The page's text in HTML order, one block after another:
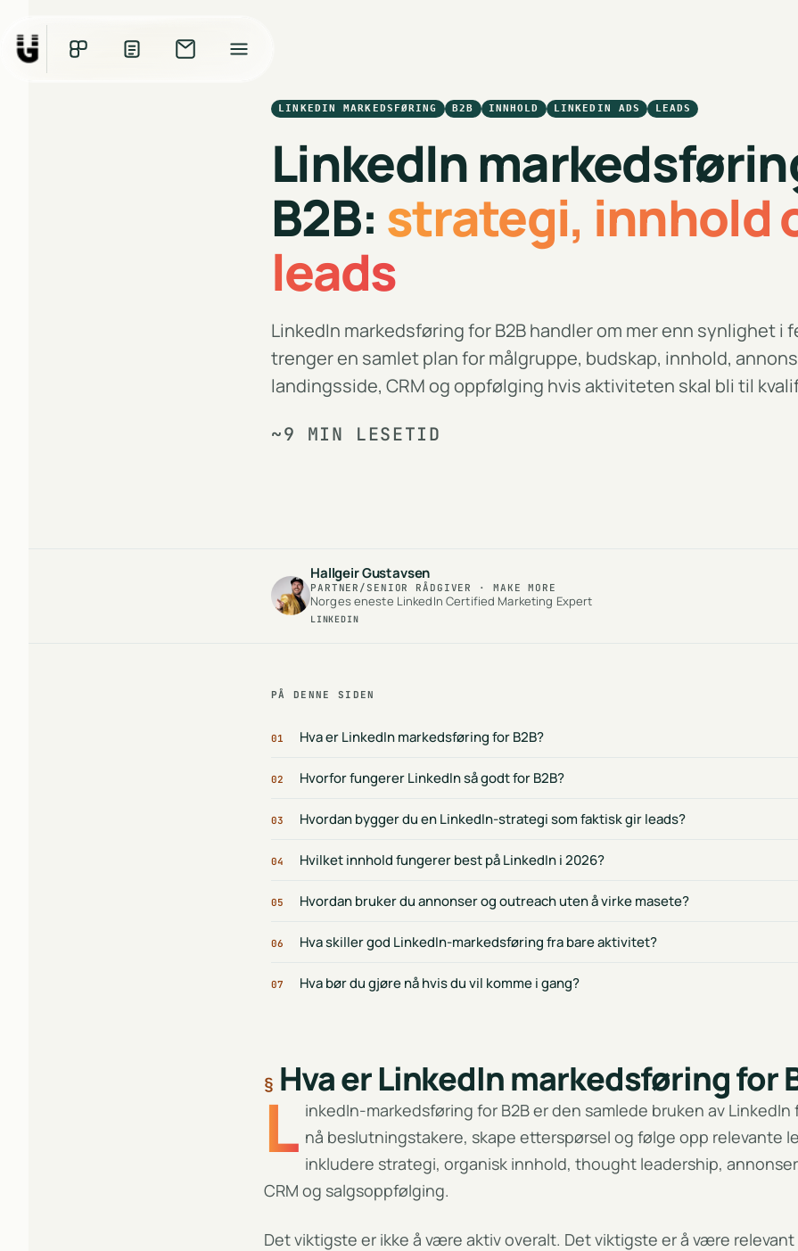
LINKEDIN MARKEDSFØRING B2B INNHOLD LINKEDIN ADS LEADS
LinkedIn
B2B: strategi, innhold
leads
LinkedIn markedsføring for B2B handler om mer enn synlighet i
trenger en samlet plan for målgruppe, budskap, innhold,
landingsside, CRM og oppfølging hvis aktiviteten skal bli til
~9 MIN LESETID
Hallgeir Gustavsen
PARTNER/SENIOR RÅDGIVER · MAKE MORE
Norges eneste LinkedIn Certified Marketing Expert
LINKEDIN
PÅ DENNE SIDEN
01 Hva er LinkedIn markedsføring for B2B?
02 Hvorfor fungerer LinkedIn så godt for B2B?
03 Hvordan bygger du en LinkedIn-strategi som faktisk gir leads?
04 Hvilket innhold fungerer best på LinkedIn i 2026?
05 Hvordan bruker du annonser og outreach uten å virke masete?
06 Hva skiller god LinkedIn-markedsføring fra bare aktivitet?
07 Hva bør du gjøre nå hvis du vil komme i gang?
Hva er LinkedIn markedsføring for
L inkedIn-markedsføring for B2B er den samlede bruken av
nå beslutningstakere, skape etterspørsel og følge opp relevante
inkludere strategi, organisk innhold, thought leadership,
CRM og salgsoppfølging.
Det viktigste er ikke å være aktiv overalt. Det viktigste er å være relevant